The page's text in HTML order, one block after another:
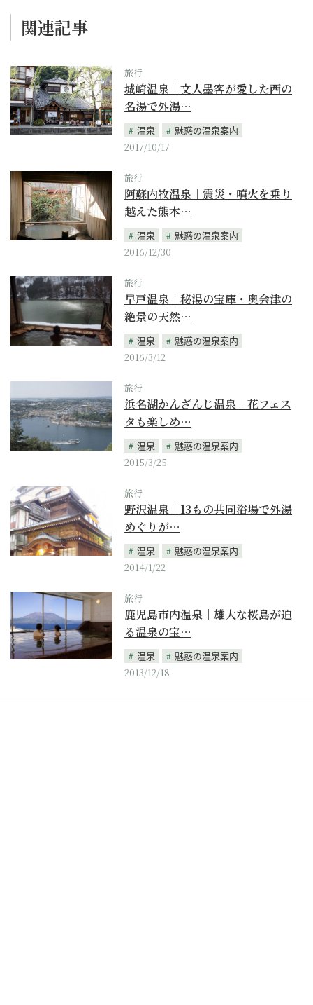
関連記事
旅行
城崎温泉｜文人墨客が愛した西の
名湯で外湯…
温泉
魅惑の温泉案内
2017/10/17
旅行
阿蘇内牧温泉｜震災・噴火を乗り
越えた熊本…
温泉
魅惑の温泉案内
2016/12/30
旅行
早戸温泉｜秘湯の宝庫・奥会津の
絶景の天然…
温泉
魅惑の温泉案内
2016/3/12
旅行
浜名湖かんざんじ温泉｜花フェス
タも楽しめ…
温泉
魅惑の温泉案内
2015/3/25
旅行
野沢温泉｜13もの共同浴場で外湯
めぐりが…
温泉
魅惑の温泉案内
2014/1/22
旅行
鹿児島市内温泉｜雄大な桜島が迫
る温泉の宝…
温泉
魅惑の温泉案内
2013/12/18